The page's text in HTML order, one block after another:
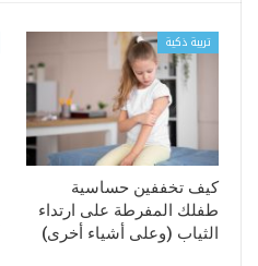
تربية ذكية
كيف تخففين حساسية
طفلك المفرطة على ارتداء
الثياب (وعلى أشياء أخرى)